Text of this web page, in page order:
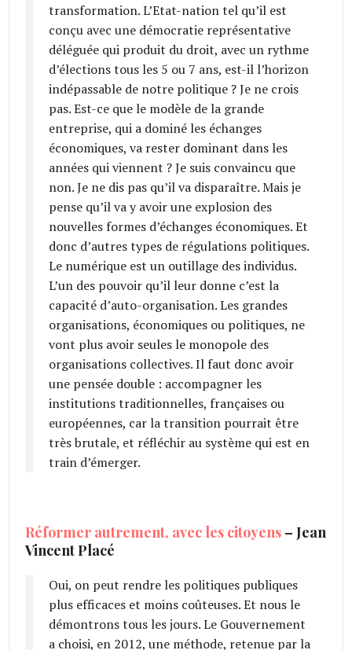
transformation. L’Etat-nation tel qu’il est
conçu avec une démocratie représentative
déléguée qui produit du droit, avec un rythme
d’élections tous les 5 ou 7 ans, est-il l’horizon
indépassable de notre politique ? Je ne crois
pas. Est-ce que le modèle de la grande
entreprise, qui a dominé les échanges
économiques, va rester dominant dans les
années qui viennent ? Je suis convaincu que
non. Je ne dis pas qu’il va disparaître. Mais je
pense qu’il va y avoir une explosion des
nouvelles formes d’échanges économiques. Et
donc d’autres types de régulations politiques.
Le numérique est un outillage des individus.
L’un des pouvoir qu’il leur donne c’est la
capacité d’auto-organisation. Les grandes
organisations, économiques ou politiques, ne
vont plus avoir seules le monopole des
organisations collectives. Il faut donc avoir
une pensée double : accompagner les
institutions traditionnelles, françaises ou
européennes, car la transition pourrait être
très brutale, et réfléchir au système qui est en
train d’émerger.
Réformer autrement, avec les citoyens – Jean
Vincent Placé
Oui, on peut rendre les politiques publiques
plus efficaces et moins coûteuses. Et nous le
démontrons tous les jours. Le Gouvernement
a choisi, en 2012, une méthode, retenue par la